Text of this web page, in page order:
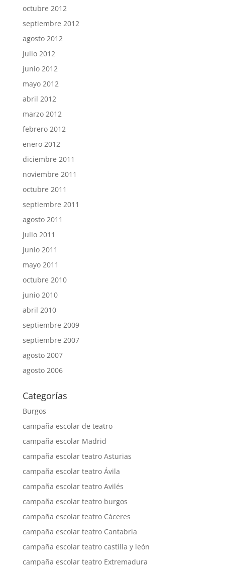
octubre 2012
septiembre 2012
agosto 2012
julio 2012
junio 2012
mayo 2012
abril 2012
marzo 2012
febrero 2012
enero 2012
diciembre 2011
noviembre 2011
octubre 2011
septiembre 2011
agosto 2011
julio 2011
junio 2011
mayo 2011
octubre 2010
junio 2010
abril 2010
septiembre 2009
septiembre 2007
agosto 2007
agosto 2006
Categorías
Burgos
campaña escolar de teatro
campaña escolar Madrid
campaña escolar teatro Asturias
campaña escolar teatro Ávila
campaña escolar teatro Avilés
campaña escolar teatro burgos
campaña escolar teatro Cáceres
campaña escolar teatro Cantabria
campaña escolar teatro castilla y león
campaña escolar teatro Extremadura